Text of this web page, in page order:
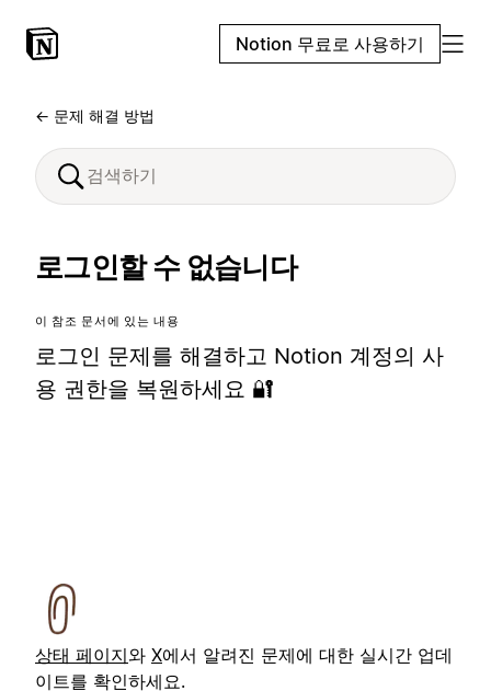
Notion 무료로 사용하기
← 문제 해결 방법
로그인할 수 없습니다
이 참조 문서에 있는 내용
로그인 문제를 해결하고 Notion 계정의 사
용 권한을 복원하세요 🔐
상태 페이지와 X에서 알려진 문제에 대한 실시간 업데
이트를 확인하세요.